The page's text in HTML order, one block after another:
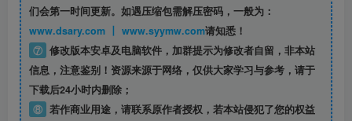
们会第一时间更新。如遇压缩包需解压密码，一般为：
www.dsary.com 丨 www.syymw.com请知悉！
⑦ 修改版本安卓及电脑软件，加群提示为修改者自留， 非本站
信息，注意鉴别！资源来源于网络，仅供大家学习与参考，请于
下载后24小时内删除；
⑧ 若作商业用途，请联系原作者授权，若本站侵犯了您的权益